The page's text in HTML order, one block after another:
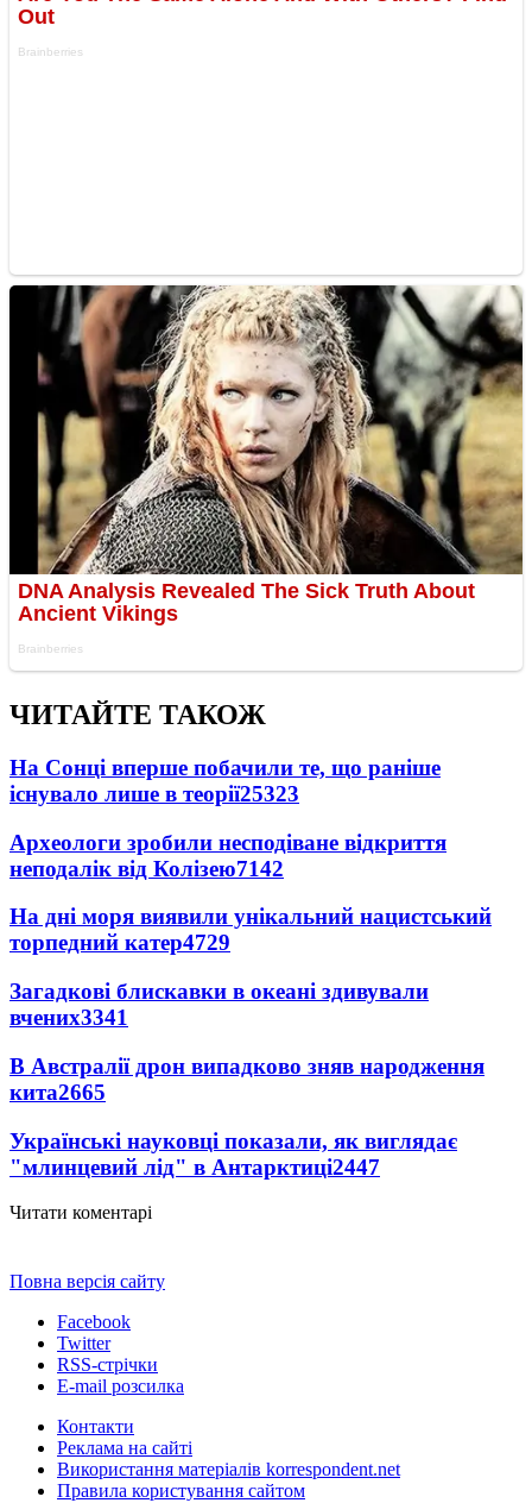
ЧИТАЙТЕ ТАКОЖ
На Сонці вперше побачили те, що раніше
існувало лише в теорії25323
Археологи зробили несподіване відкриття
неподалік від Колізею7142
На дні моря виявили унікальний нацистський
торпедний катер4729
Загадкові блискавки в океані здивували
вчених3341
В Австралії дрон випадково зняв народження
кита2665
Українські науковці показали, як виглядає
"млинцевий лід" в Антарктиці2447
Читати коментарі
Повна версія сайту
Facebook
Twitter
RSS-стрічки
E-mail розсилка
Контакти
Реклама на сайті
Використання матеріалів korrespondent.net
Правила користування сайтом